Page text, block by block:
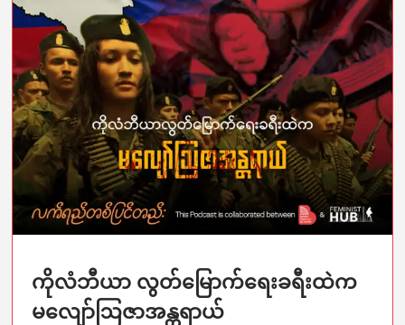
ကိုလံဘီယာ လွတ်မြောက်ရေးခရီးထဲက
မလျော်ဩဇာအန္တရာယ်